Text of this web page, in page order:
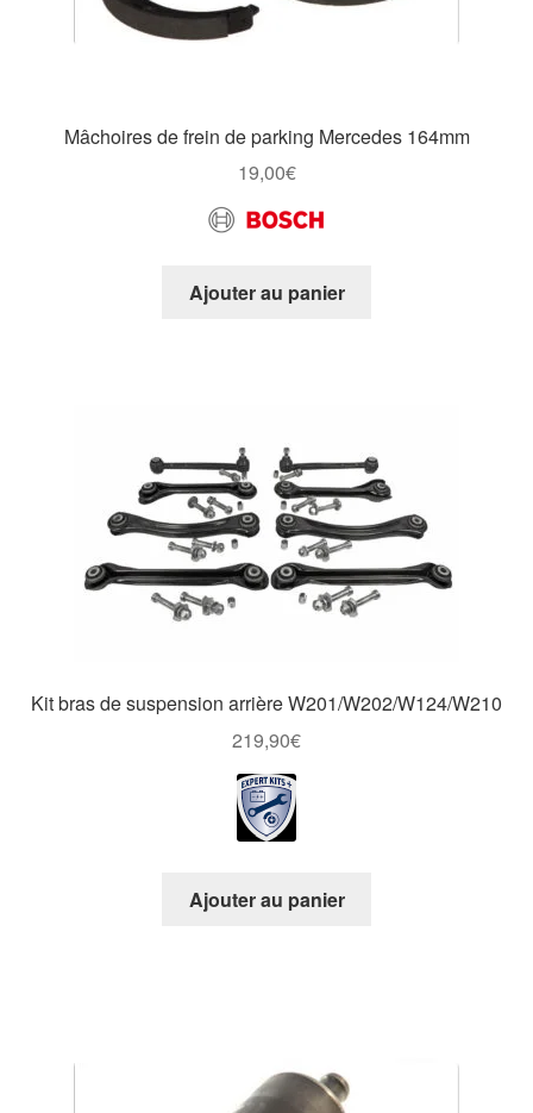
Mâchoires de frein de parking Mercedes 164mm
19,00€
Ajouter au panier
Kit bras de suspension arrière W201/W202/W124/W210
219,90€
Ajouter au panier